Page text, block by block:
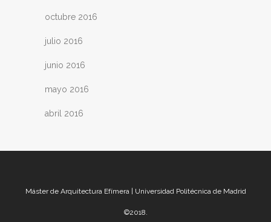
octubre 2016
julio 2016
junio 2016
mayo 2016
abril 2016
Máster de Arquitectura Efímera | Universidad Politécnica de Madrid
©2018.